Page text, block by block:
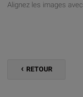
Alignez les images
RETOUR